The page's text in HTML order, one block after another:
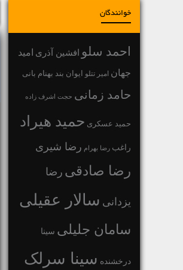
خوانندگان
احمد سلو افشین آذری امید
جهان امیر تتلو ایوان بند بهنام بانی
حامد زمانی حجت اشرف زاده
حمید عسکری حمید هیراد
راغب رضا بهرام رضا شیری
رضا صادقی رضا
یزدانی سالار عقیلی
سامان جلیلی سینا
درخشنده سینا سرلک